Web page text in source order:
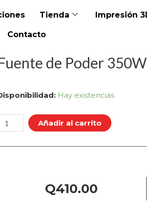
Tienda Impresión
Contacto
de Poder
Hay existencias
Poder
Añadir al carrito
Q410.00